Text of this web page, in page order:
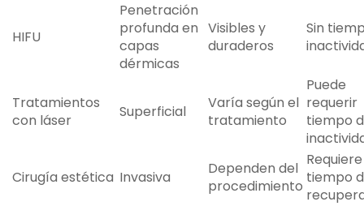
HIFU
Penetración
profunda en
capas
dérmicas
Visibles y
duraderos
Sin
Tratamientos
con láser
Superficial
Varía según el
tratamiento
Puede
requerir
tiempo
Cirugía estética Invasiva
Dependen del
procedimiento
Requiere
tiempo